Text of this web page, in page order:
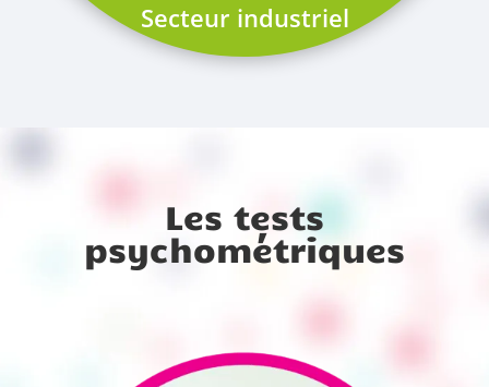
Secteur industriel
Les tests
psychométriques